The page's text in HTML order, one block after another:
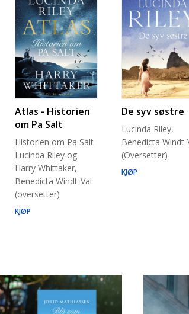
Atlas - Historien
om Pa Salt
Historien om Pa Salt
Lucinda Riley og
Harry Whittaker,
Benedicta Windt-Val
(oversetter)
KJØP
De syv søstre
Lucinda Riley,
Benedicta Windt-
(Oversetter)
KJØP